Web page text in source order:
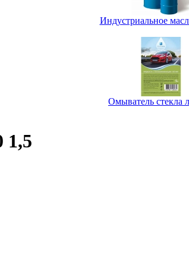
Индустриальное
Омыватель стекла
1,5